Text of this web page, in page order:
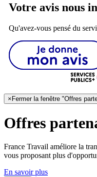
Votre avis nous
Qu'avez-vous pensé du
×Fermer la fenêtre "Offres
Offres
France Travail améliore la
vous proposant plus
En savoir plus